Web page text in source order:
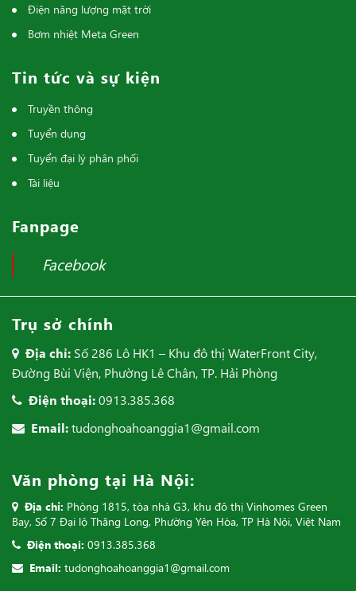
Điện năng lượng mặt trời
Bơm nhiệt Meta Green
Tin tức và sự kiện
Truyền thông
Tuyển dụng
Tuyển đại lý phân phối
Tài liệu
Fanpage
Facebook
Trụ sở chính
Địa chỉ: Số 286 Lô HK1 – Khu đô thị WaterFront City,
Đường Bùi Viện, Phường Lê Chân, TP. Hải Phòng
Điện thoại:0913.385.368
Email:tudonghoahoanggia1@gmail.com
Văn phòng tại Hà Nội:
Địa chỉ: Phòng 1815, tòa nhà G3, khu đô thị Vinhomes Green
Bay, Số 7 Đại lộ Thăng Long, Phường Yên Hòa, TP Hà Nội, Việt Nam
Điện thoại: 0913.385.368
Email: tudonghoahoanggia1@gmail.com